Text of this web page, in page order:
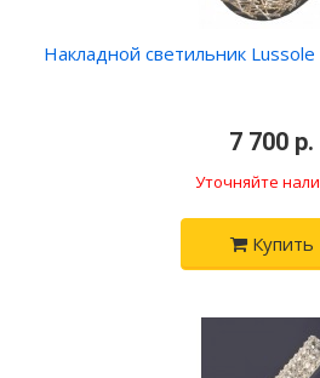
Накладной светильник
7 700 р.
Уточняйте
Купить